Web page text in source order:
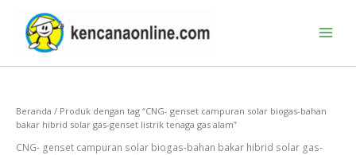
konten
Beranda / Produk dengan tag “CNG- genset campuran solar biogas-bahan
bakar hibrid solar gas-genset listrik tenaga gas alam”
CNG- genset campuran solar biogas-bahan bakar hibrid solar gas-